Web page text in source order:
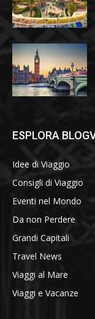
ESPLORA
Idee di Viaggio
Consigli di Viaggio
Eventi nel Mondo
Da non Perdere
Grandi Capitali
Travel News
Viaggi al Mare
Viaggi e Vacanze